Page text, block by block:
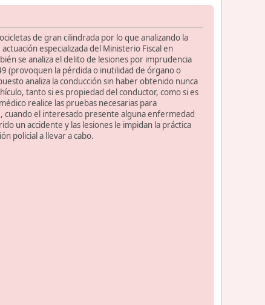
de gran cilindrada por lo que analizando la
especializada del Ministerio Fiscal en
se analiza el delito de lesiones por imprudencia
(provoquen la pérdida o inutilidad de órgano o
analiza la conducción sin haber obtenido nunca
tanto si es propiedad del conductor, como si es
realice las pruebas necesarias para
cuando el interesado presente alguna enfermedad
un accidente y las lesiones le impidan la práctica
policial a llevar a cabo.